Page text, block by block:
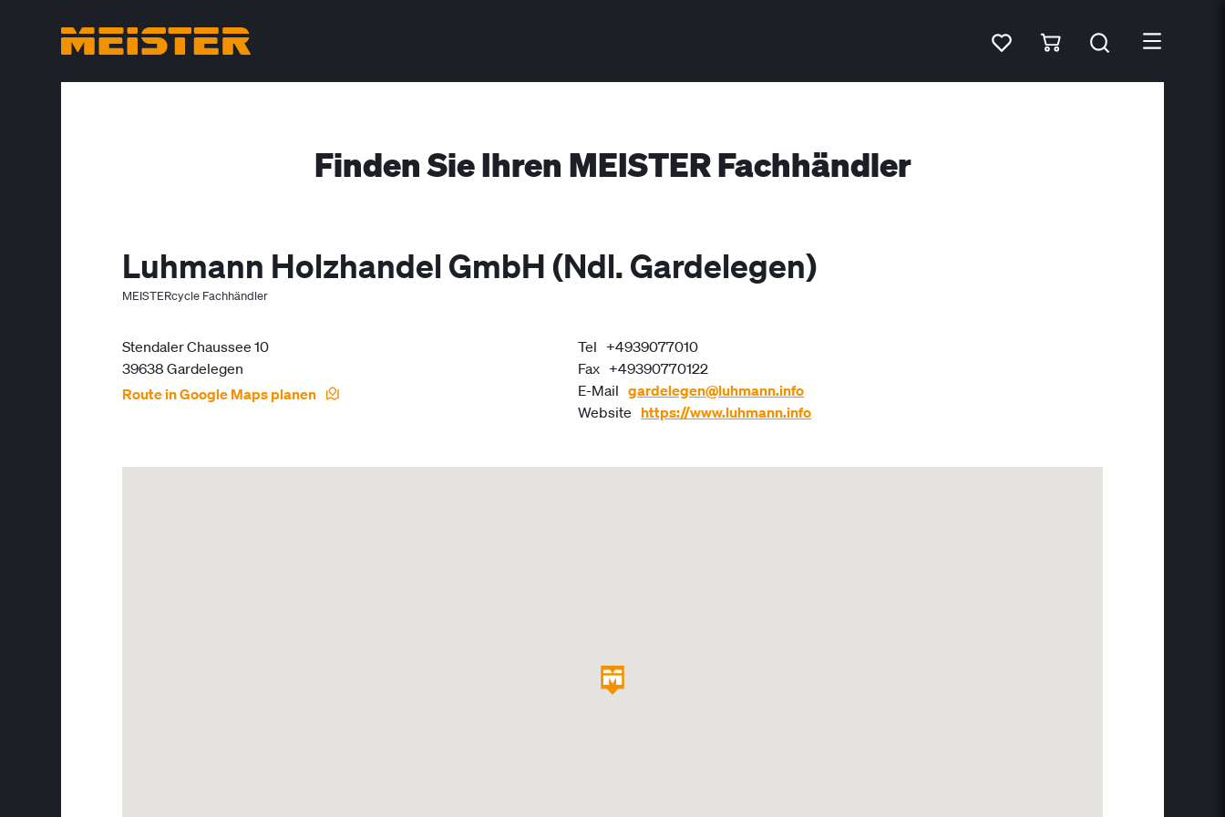
Finden Sie Ihren MEISTER Fachhändler
Luhmann Holzhandel GmbH (Ndl. Gardelegen)
MEISTERcycle Fachhändler
Stendaler Chaussee 10
39638 Gardelegen
Route in Google Maps planen
Tel +4939077010
Fax +49390770122
E-Mail gardelegen@luhmann.info
Website https://www.luhmann.info